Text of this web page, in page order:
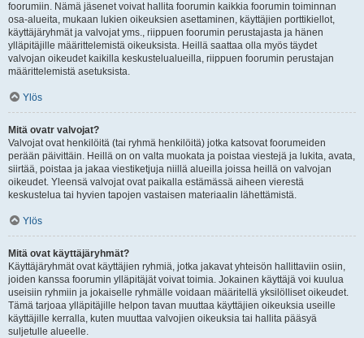
foorumiin. Nämä jäsenet voivat hallita foorumin kaikkia foorumin toiminnan
osa-alueita, mukaan lukien oikeuksien asettaminen, käyttäjien porttikiellot,
käyttäjäryhmät ja valvojat yms., riippuen foorumin perustajasta ja hänen
ylläpitäjille määrittelemistä oikeuksista. Heillä saattaa olla myös täydet
valvojan oikeudet kaikilla keskustelualueilla, riippuen foorumin perustajan
määrittelemistä asetuksista.
Ylös
Mitä ovatr valvojat?
Valvojat ovat henkilöitä (tai ryhmä henkilöitä) jotka katsovat foorumeiden
perään päivittäin. Heillä on on valta muokata ja poistaa viestejä ja lukita, avata,
siirtää, poistaa ja jakaa viestiketjuja niillä alueilla joissa heillä on valvojan
oikeudet. Yleensä valvojat ovat paikalla estämässä aiheen vierestä
keskustelua tai hyvien tapojen vastaisen materiaalin lähettämistä.
Ylös
Mitä ovat käyttäjäryhmät?
Käyttäjäryhmät ovat käyttäjien ryhmiä, jotka jakavat yhteisön hallittaviin osiin,
joiden kanssa foorumin ylläpitäjät voivat toimia. Jokainen käyttäjä voi kuulua
useisiin ryhmiin ja jokaiselle ryhmälle voidaan määritellä yksilölliset oikeudet.
Tämä tarjoaa ylläpitäjille helpon tavan muuttaa käyttäjien oikeuksia useille
käyttäjille kerralla, kuten muuttaa valvojien oikeuksia tai hallita pääsyä
suljetulle alueelle.